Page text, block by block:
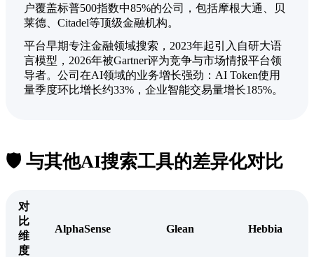
户覆盖标普500指数中85%的公司，包括摩根大通、贝
莱德、Citadel等顶级金融机构。
平台早期专注金融领域搜索，2023年起引入自研大语
言模型，2026年被Gartner评为竞争与市场情报平台领
导者。公司在AI领域的业务增长强劲：AI Token使用
量季度环比增长约33%，企业智能交易量增长185%。
🛡️ 与其他AI搜索工具的差异化对比
对
比
维
度
AlphaSense Glean Hebbia